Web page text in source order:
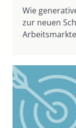
Wie
zur neuen